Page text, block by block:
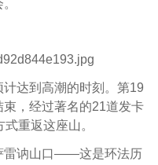
达到高潮的时刻。第19
，经过著名的21道发卡
重返这座山。
雷讷山口——这是环法历